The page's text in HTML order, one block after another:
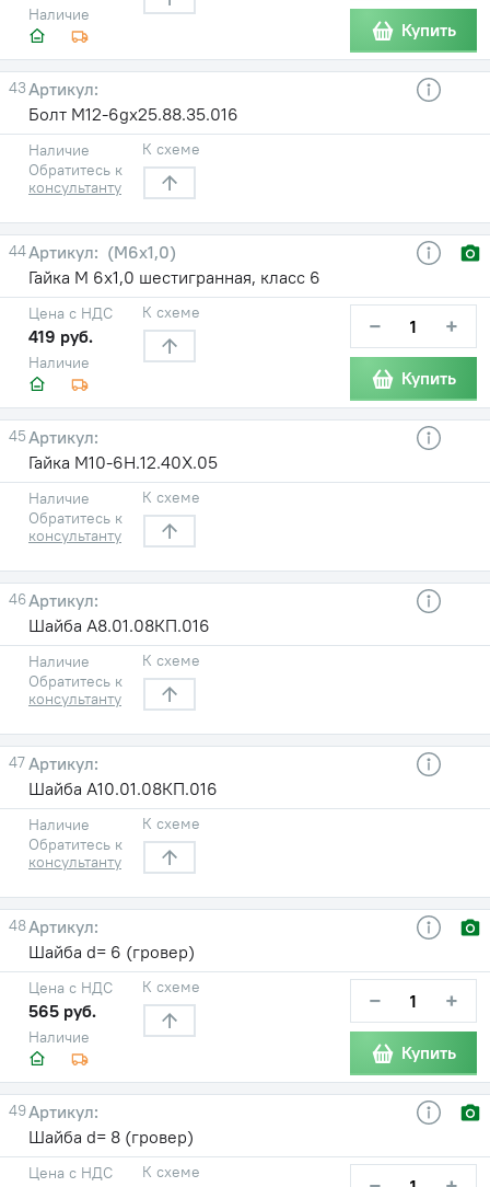
Наличие
Купить
43
Болт М12-6gх25.88.35.016
Наличие
Обратитесь к
консультанту
К схеме
44
(М6х1,0)
Гайка М 6х1,0 шестигранная, класс 6
Наличие
Цена с НДС
419 руб.
К схеме − +
Купить
45
Гайка М10-6Н.12.40Х.05
Наличие
Обратитесь к
консультанту
К схеме
46
Шайба А8.01.08КП.016
Наличие
Обратитесь к
консультанту
К схеме
47
Шайба А10.01.08КП.016
Наличие
Обратитесь к
консультанту
К схеме
48
Шайба d= 6 (гровер)
Наличие
Цена с НДС
565 руб.
К схеме − +
Купить
49
Шайба d= 8 (гровер)
Цена с НДС К схеме